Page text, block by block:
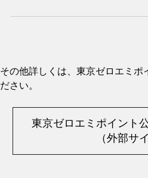
その他詳しくは、東京ゼロエミポ
ださい。
東京ゼロエミポイント
（外部サ